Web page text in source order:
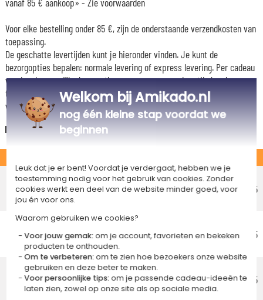
Voor elke bestelling onder 85 €, zijn de onderstaande verzendkosten van
toepassing.
De geschatte levertijden kunt je hieronder vinden. Je kunt de
bezorgopties bepalen: normale levering of express levering. Per cadeau
worden de mogelijke leveropties weergegeven op de artikelpagina en
tijdens de stappen van je winkelwagen. (Als je het geld overmaakt, houd
wel rekening met 3-4 dagen extra levertijd van je cadeau.)
Nederland
Voordelig afhaalpunt
Geschatte afleverdatum
€ 5,75
Voordelig thuisbezorging
Geschatte afleverdatum
Vrijdag 14 augustus 2026
€ 5,95
Standaard thuisbezorging
Geschatte afleverdatum
Dinsdag 11 augustus 2026
€ 9,95
Welkom bij Amikado.nl
nog één kleine stap voordat we
beginnen
Leuk dat je er bent! Voordat je verdergaat, hebben we je
toestemming nodig voor het gebruik van cookies. Zonder
cookies werkt een deel van de website minder goed, voor
jou én voor ons.
Waarom gebruiken we cookies?
Voor jouw gemak:om je account, favorieten en bekeken
producten te onthouden.
Om te verbeteren:om te zien hoe bezoekers onze website
gebruiken en deze beter te maken.
Voor persoonlijke tips:om je passende cadeau-ideeën te
laten zien, zowel op onze site als op sociale media.